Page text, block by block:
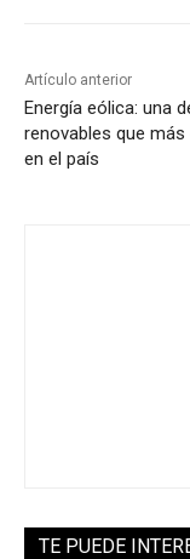
Artículo anterior
Energía eólica: una
renovables que
en el país
TE PUEDE